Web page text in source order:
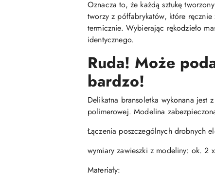
Oznacza to, że każdą sztukę
tworzy z półfabrykatów, które
termicznie. Wybierając rękodzieło
identycznego.
Ruda! Może
bardzo!
Delikatna bransoletka wykonana jest
polimerowej. Modelina
Łączenia poszczególnych drobnych
wymiary zawieszki z modeliny: ok. 2
Materiały: